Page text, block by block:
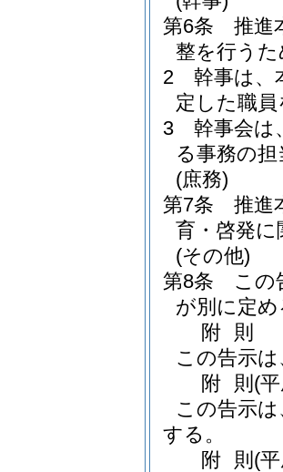
第6条
推進
整を行う
2
幹事は、
定した職
3
幹事会は
る事務の
(庶務)
第7条
推進
育・啓発
(その他)
第8条
この
が別に定
附 則
この告示
附 則 (
この告示
する。
附 則 (